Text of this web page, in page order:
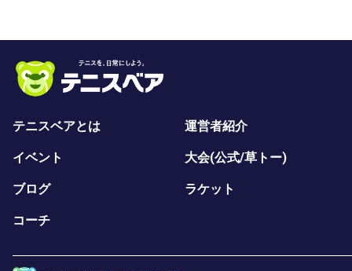
テニスベアとは 運営者紹介
イベント 大会(公式/草トー)
ブログ ラケット
コーチ